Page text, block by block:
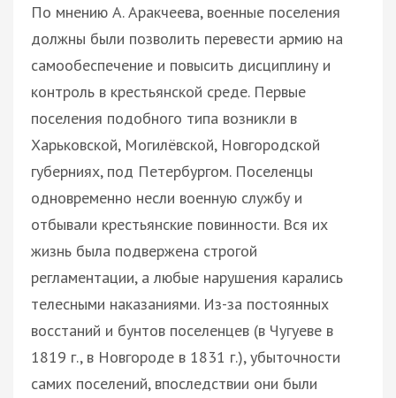
По мнению А. Аракчеева, военные поселения
должны были позволить перевести армию на
самообеспечение и повысить дисциплину и
контроль в крестьянской среде. Первые
поселения подобного типа возникли в
Харьковской, Могилёвской, Новгородской
губерниях, под Петербургом. Поселенцы
одновременно несли военную службу и
отбывали крестьянские повинности. Вся их
жизнь была подвержена строгой
регламентации, а любые нарушения карались
телесными наказаниями. Из-за постоянных
восстаний и бунтов поселенцев (в Чугуеве в
1819 г., в Новгороде в 1831 г.), убыточности
самих поселений, впоследствии они были